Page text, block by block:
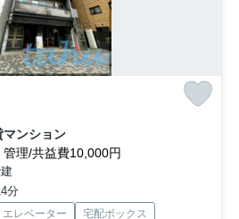
マンション
管理/共益費10,000円
分
エレベーター
宅配ボックス